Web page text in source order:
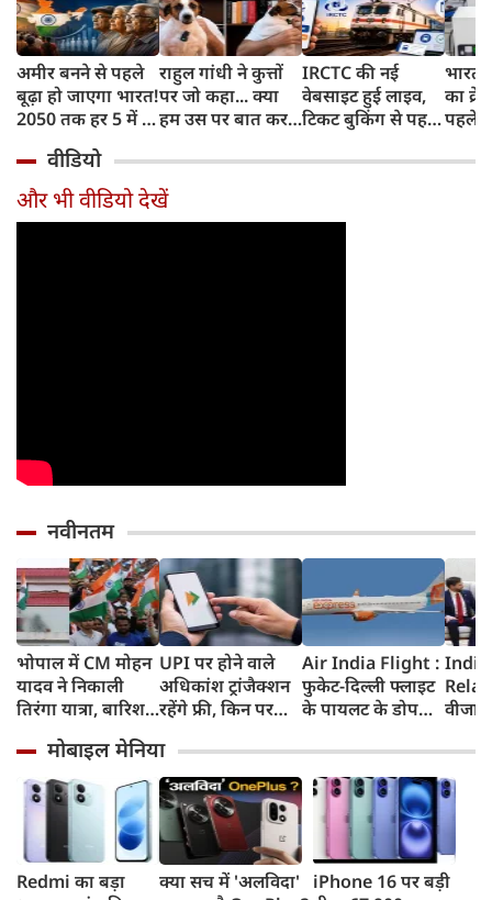
अमीर बनने से पहले
बूढ़ा हो जाएगा भारत!
2050 तक हर 5 में 1
साल से ज्यादा उम्र का
राहुल गांधी ने कुत्तों
पर जो कहा... क्या
हम उस पर बात कर
IRCTC की नई
वेबसाइट हुई लाइव,
टिकट बुकिंग से पहले
काम, जानें पूरा
भारत
का
पहले
और
वीडियो
और भी वीडियो देखें
नवीनतम
भोपाल में CM मोहन
यादव ने निकाली
तिरंगा यात्रा, बारिश
ने दिखाया देशभक्ति
का जज्बा
UPI पर होने वाले
अधिकांश ट्रांजैक्शन
रहेंगे फ्री, किन पर
ने दिया बड़ा अपडेट
Air India Flight :
फुकेट-दिल्ली फ्लाइट
के पायलट के डोप
कहा- रिपोर्ट नहीं
मिली, टिप्पणी की
स्थिति में नहीं
वीजा
जेडी
मोबाइल मेनिया
Redmi का बड़ा
क्या सच में 'अलविदा'
iPhone 16 पर बड़ी